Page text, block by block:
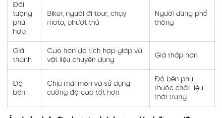
Đối
tượng
phù
hợp
Biker, người đi tour, chạy
moto, phượt thủ
Người dùng phổ
thông
Giá
thành
Cao hơn do tích hợp giáp và
vật liệu chuyên dụng
Giá thấp hơn
Độ
bền
Chịu mài mòn và sử dụng
cường độ cao tốt hơn
Độ bền phụ
thuộc chất liệu
thời trang